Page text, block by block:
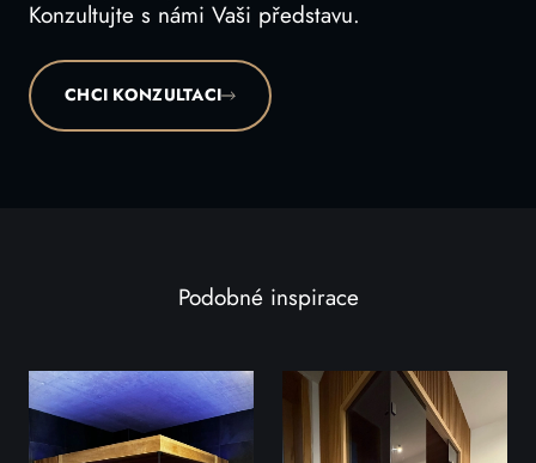
Konzultujte s námi Vaši představu.
CHCI KONZULTACI
Podobné inspirace